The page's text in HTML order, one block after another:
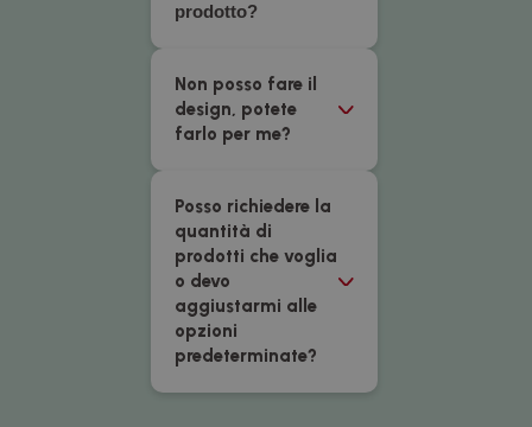
prodotto?
Non posso fare il
design, potete
farlo per me?
Posso richiedere la
quantità di
prodotti che voglia
o devo
aggiustarmi alle
opzioni
predeterminate?